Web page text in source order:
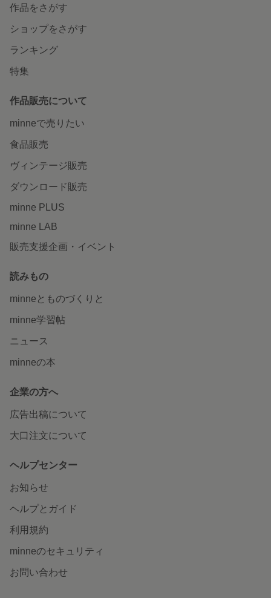
作品をさがす
ショップをさがす
ランキング
特集
作品販売について
minneで売りたい
食品販売
ヴィンテージ販売
ダウンロード販売
minne PLUS
minne LAB
販売支援企画・イベント
読みもの
minneとものづくりと
minne学習帖
ニュース
minneの本
企業の方へ
広告出稿について
大口注文について
ヘルプセンター
お知らせ
ヘルプとガイド
利用規約
minneのセキュリティ
お問い合わせ